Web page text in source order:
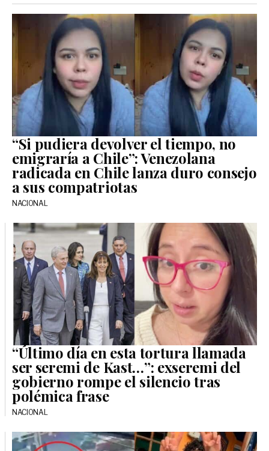
“Si pudiera devolver el tiempo, no
emigraría a Chile”: Venezolana
radicada en Chile lanza duro consejo
a sus compatriotas
NACIONAL
“Último día en esta tortura llamada
ser seremi de Kast…”: exseremi del
gobierno rompe el silencio tras
polémica frase
NACIONAL